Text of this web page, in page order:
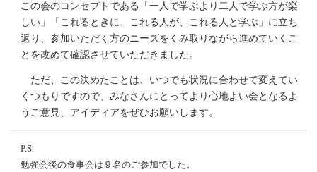
この会のコンセプトである「一人で学ぶより二人で学ぶ方が楽
しい」「これるときに、これる人が、これる人と学ぶ」に立ち
返り、参加いただく方のニーズをくみ取りながら進めていくこ
とを改めて確認させていただきました。
ただ、この決めたことは、いつでも状況に合わせて変えてい
くつもりですので、みなさんにとってより心地よい会となるよ
うご意見、アイディアをぜひお願いします。
P.S.
勉強会後の食事会は９名のご参加でした。